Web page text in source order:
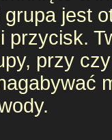
grupa jest
przycisk.
przy